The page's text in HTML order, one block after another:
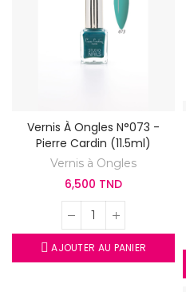
Vernis À Ongles N°073 -
Pierre Cardin (11.5ml)
Vernis à Ongles
6,500 TND
AJOUTER AU PANIER